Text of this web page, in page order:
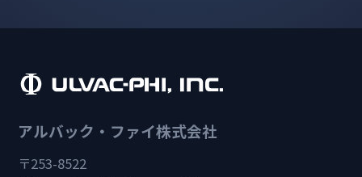
アルバック・ファイ株式会社
〒253-8522